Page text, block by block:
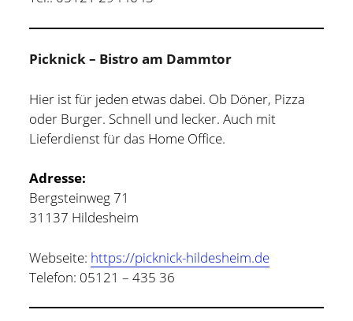
Picknick – Bistro am Dammtor
Hier ist für jeden etwas dabei. Ob Döner, Pizza
oder Burger. Schnell und lecker. Auch mit
Lieferdienst für das Home Office.
Adresse:
Bergsteinweg 71
31137 Hildesheim
Webseite: https://picknick-hildesheim.de
Telefon: 05121 – 435 36